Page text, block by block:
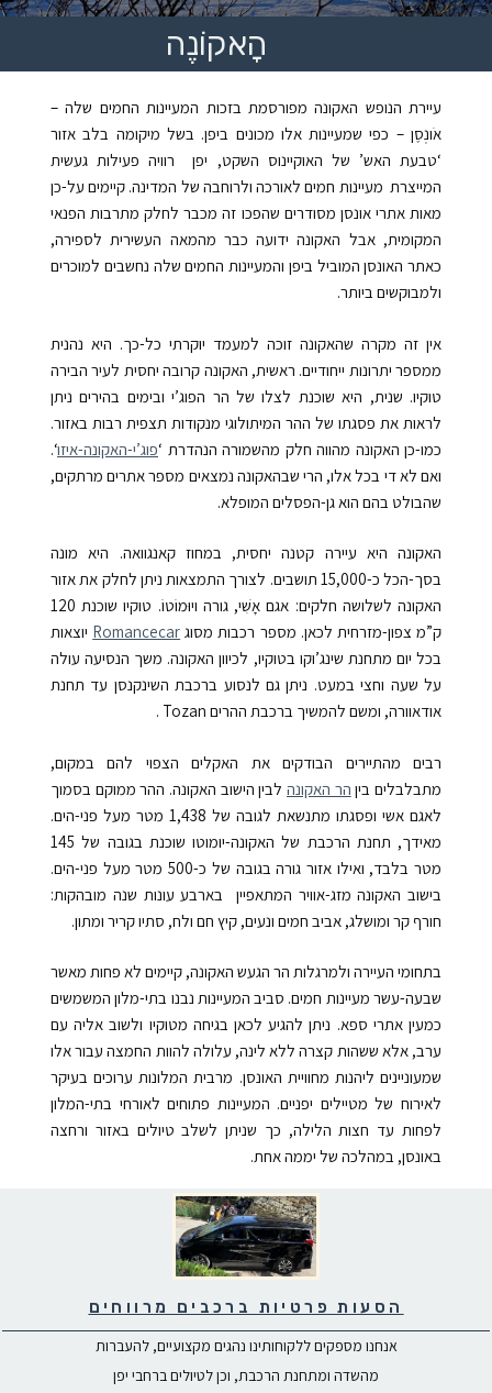
הָאקוֹנֶה
עיירת הנופש האקונה מפורסמת בזכות המעיינות החמים שלה –
אֹונְסֶן – כפי שמעיינות אלו מכונים ביפן. בשל מיקומה בלב אזור
‘טבעת האש’ של האוקיינוס השקט, יפן רוויה פעילות געשית
המייצרת מעיינות חמים לאורכה ולרוחבה של המדינה. קיימים על-כן
מאות אתרי אונסן מסודרים שהפכו זה מכבר לחלק מתרבות הפנאי
המקומית, אבל האקונה ידועה כבר מהמאה העשירית לספירה,
כאתר האונסן המוביל ביפן והמעיינות החמים שלה נחשבים למוכרים
ולמבוקשים ביותר.
אין זה מקרה שהאקונה זוכה למעמד יוקרתי כל-כך. היא נהנית
ממספר יתרונות ייחודיים. ראשית, האקונה קרובה יחסית לעיר הבירה
טוקיו. שנית, היא שוכנת לצלו של הר הפוג’י ובימים בהירים ניתן
לראות את פסגתו של ההר המיתולוגי מנקודות תצפית רבות באזור.
כמו-כן האקונה מהווה חלק מהשמורה הנהדרת ‘פוג’י-האקונה-איזו‘.
ואם לא די בכל אלו, הרי שבהאקונה נמצאים מספר אתרים מרתקים,
שהבולט בהם הוא גן-הפסלים המופלא.
האקונה היא עיירה קטנה יחסית, במחוז קאנגוואה. היא מונה
בסך-הכל כ-15,000 תושבים. לצורך התמצאות ניתן לחלק את אזור
האקונה לשלושה חלקים: אגם אָשִׁי, גורה ויוּמוֹטוֹ. טוקיו שוכנת 120
ק”מ צפון-מזרחית לכאן. מספר רכבות מסוג Romancecar יוצאות
בכל יום מתחנת שינג’וקו בטוקיו, לכיוון האקונה. משך הנסיעה עולה
על שעה וחצי במעט. ניתן גם לנסוע ברכבת השינקנסן עד תחנת
אודאוורה, ומשם להמשיך ברכבת ההרים Tozan
.
רבים מהתיירים הבודקים את האקלים הצפוי להם במקום,
מתבלבלים בין הר האקונה לבין הישוב האקונה. ההר ממוקם בסמוך
לאגם אשי ופסגתו מתנשאת לגובה של 1,438 מטר מעל פני-הים.
מאידך, תחנת הרכבת של האקונה-יומוטו שוכנת בגובה של 145
מטר בלבד, ואילו אזור גורה בגובה של כ-500 מטר מעל פני-הים.
בישוב האקונה מזג-אוויר המתאפיין בארבע עונות שנה מובהקות:
חורף קר ומושלג, אביב חמים ונעים, קיץ חם ולח, סתיו קריר ומתון.
בתחומי העיירה ולמרגלות הר הגעש האקונה, קיימים לא פחות מאשר
שבעה-עשר מעיינות חמים. סביב המעיינות נבנו בתי-מלון המשמשים
כמעין אתרי ספא. ניתן להגיע לכאן בגיחה מטוקיו ולשוב אליה עם
ערב, אלא ששהות קצרה ללא לינה, עלולה להוות החמצה עבור אלו
שמעוניינים ליהנות מחוויית האונסן. מרבית המלונות ערוכים בעיקר
לאירוח של מטיילים יפניים. המעיינות פתוחים לאורחי בתי-המלון
לפחות עד חצות הלילה, כך שניתן לשלב טיולים באזור ורחצה
באונסן, במהלכה של יממה אחת.
הסעות פרטיות ברכבים מרווחים
אנחנו מספקים ללקוחותינו נהגים מקצועיים, להעברות
מהשדה ומתחנת הרכבת, וכן לטיולים ברחבי יפן